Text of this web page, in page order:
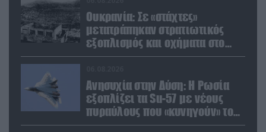
Ουκρανία: Σε «στάχτες»
μετατράπηκαν στρατιωτικός
εξοπλισμός και οχήματα στο
Κίεβο μετά από ρωσικά
Ανησυχία στην Δύση: H Ρωσία
εξοπλίζει τα Su-57 με νέους
πυραύλους που «κυνηγούν» τον
στόχο μέσα από παρεμβολές!